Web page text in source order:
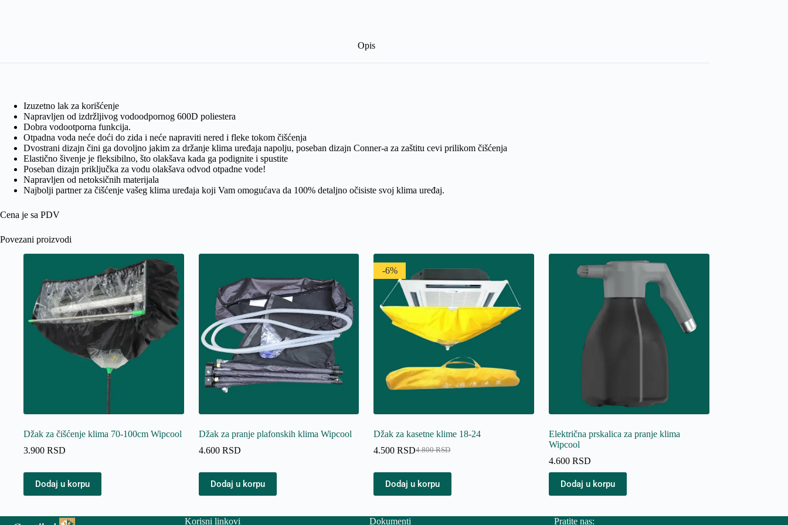
Opis
Izuzetno lak za korišćenje
Napravljen od izdržljivog vodoodpornog 600D poliestera
Dobra vodootporna funkcija.
Otpadna voda neće doći do zida i neće napraviti nered i fleke tokom čišćenja
Dvostrani dizajn čini ga dovoljno jakim za držanje klima uređaja napolju, poseban dizajn Conner-a za zaštitu cevi prilikom čišćenja
Elastično šivenje je fleksibilno, što olakšava kada ga podignite i spustite
Poseban dizajn priključka za vodu olakšava odvod otpadne vode!
Napravljen od netoksičnih materijala
Najbolji partner za čišćenje vašeg klima uređaja koji Vam omogućava da 100% detaljno očisiste svoj klima uređaj.
Cena je sa PDV
Povezani proizvodi
Džak za čišćenje klima 70-100cm Wipcool
3.900 RSD
Dodaj u korpu
Džak za pranje plafonskih klima Wipcool
4.600 RSD
Dodaj u korpu
-6%
Džak za kasetne klime 18-24
4.800RSD
Originalna
je
bila:
4.800 RSD.
4.500RSDTrenutna
je:
4.500 RSD.
Dodaj u korpu
Električna prskalica za pranje klima
Wipcool
4.600 RSD
Dodaj u korpu
Korisni linkovi Dokumenti Pratite nas: